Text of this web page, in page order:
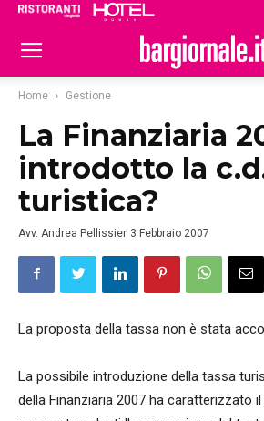
Home Gestione
La Finanziaria
introdotto la
turistica?
Avv. Andrea Pellissier 3 Febbraio 2007
La proposta della tassa non è stata
La possibile introduzione della tassa
della Finanziaria 2007 ha caratterizzato